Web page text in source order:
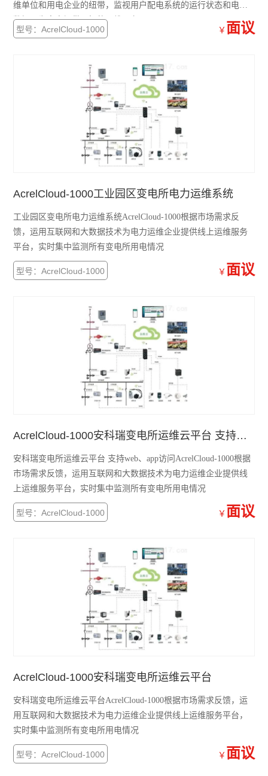
实时在线测温监控系统 配电房温度监控设备
多功能三相可编程电力测控仪表
无线测温集中采集触摸屏嵌入式安装
无源无线测温传感器ct感应取电
嵌入式安装液晶显示多功能电能表
开关柜综合测控装置温湿度控制语音提示功能
实时无线测温采集设备
ARTM-8智能温度巡检仪
AMC系列电测仪表
PZ96B直流表
防逆流检测仪表
DJSF1352直流电能表
母线测温监控模块
ATE 无线测温传感器
无线测温传感器
数据采集仪
水泵计量控制箱
电气防火限流式保护器
安科瑞智慧综合管廊解决方案
ARTM系列电气接点在线测温装置
智能照明控制系统
自复式过压保护器
光伏直流柜采集装置
维单位和用电企业的纽带，监视用户配电系统的运行状态和电量
数据，为客户提供更好的运维服务
型号：AcrelCloud-1000 ￥ 面议
AcrelCloud-1000工业园区变电所电力运维系统
工业园区变电所电力运维系统AcrelCloud-1000根据市场需求反
馈，运用互联网和大数据技术为电力运维企业提供线上运维服务
平台，实时集中监测所有变电所用电情况
型号：AcrelCloud-1000 ￥ 面议
AcrelCloud-1000安科瑞变电所运维云平台 支持web、app访问
安科瑞变电所运维云平台 支持web、app访问AcrelCloud-1000根据
市场需求反馈，运用互联网和大数据技术为电力运维企业提供线
上运维服务平台，实时集中监测所有变电所用电情况
型号：AcrelCloud-1000 ￥ 面议
AcrelCloud-1000安科瑞变电所运维云平台
安科瑞变电所运维云平台AcrelCloud-1000根据市场需求反馈，运
用互联网和大数据技术为电力运维企业提供线上运维服务平台，
实时集中监测所有变电所用电情况
型号：AcrelCloud-1000 ￥ 面议